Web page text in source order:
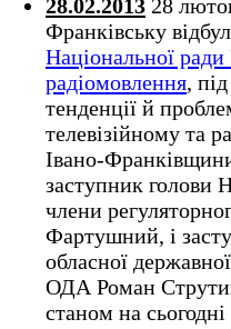
28.02.2013 28
Франківську
Національної ради
радіомовлення,
тенденції й
телевізійному та
Івано-
заступник голови
члени
Фартушний, і
обласної
ОДА Роман
станом на